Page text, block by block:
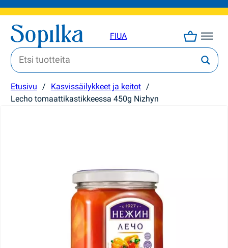
FIUA
Etusivu / Kasvissäilykkeet ja keitot /
Lecho tomaattikastikkeessa 450g Nizhyn